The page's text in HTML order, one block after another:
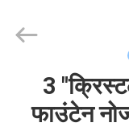
water
co,.ltd.
3
फाउंटेन